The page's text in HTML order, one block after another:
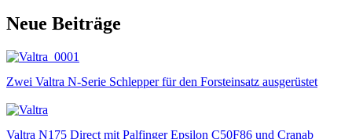
Neue Beiträge
Zwei Valtra N-Serie Schlepper für den Forsteinsatz ausgerüstet
Valtra N175 Direct mit Palfinger Epsilon C50F86 und Cranab